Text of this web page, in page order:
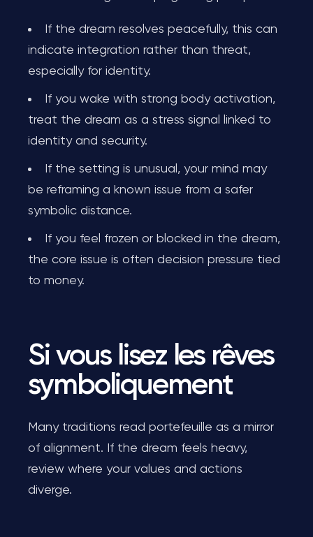
If the dream resolves peacefully, this can
indicate integration rather than threat,
especially for identity.
If you wake with strong body activation,
treat the dream as a stress signal linked to
identity and security.
If the setting is unusual, your mind may
be reframing a known issue from a safer
symbolic distance.
If you feel frozen or blocked in the dream,
the core issue is often decision pressure tied
to money.
Si vous lisez les rêves
symboliquement
Many traditions read portefeuille as a mirror
of alignment. If the dream feels heavy,
review where your values and actions
diverge.